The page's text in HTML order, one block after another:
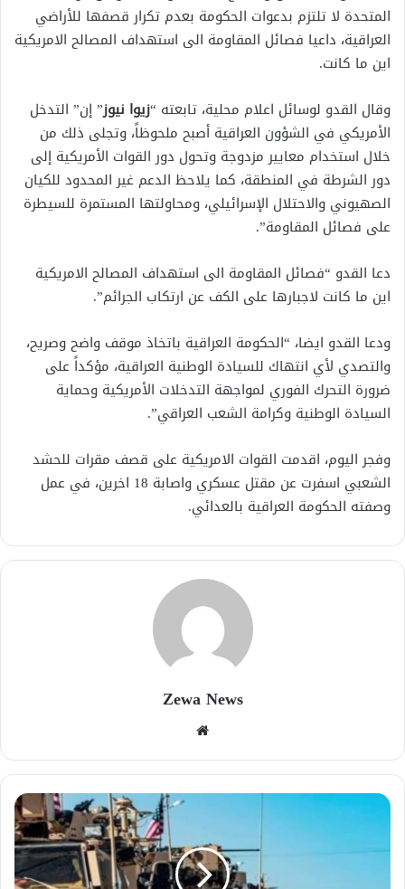
المتحدة لا تلتزم بدعوات الحكومة بعدم تكرار قصفها للأراضي
العراقية، داعيا فصائل المقاومة الى استهداف المصالح الامريكية
اين ما كانت.
وقال القدو لوسائل اعلام محلية، تابعته “زيوا نيوز” إن” التدخل
الأمريكي في الشؤون العراقية أصبح ملحوظاً، وتجلى ذلك من
خلال استخدام معايير مزدوجة وتحول دور القوات الأمريكية إلى
دور الشرطة في المنطقة، كما يلاحظ الدعم غير المحدود للكيان
الصهيوني والاحتلال الإسرائيلي، ومحاولتها المستمرة للسيطرة
على فصائل المقاومة”.
دعا القدو “فصائل المقاومة الى استهداف المصالح الامريكية
اين ما كانت لاجبارها على الكف عن ارتكاب الجرائم”.
ودعا القدو ايضا، “الحكومة العراقية باتخاذ موقف واضح وصريح،
والتصدي لأي انتهاك للسيادة الوطنية العراقية، مؤكداً على
ضرورة التحرك الفوري لمواجهة التدخلات الأمريكية وحماية
السيادة الوطنية وكرامة الشعب العراقي”.
وفجر اليوم، اقدمت القوات الامريكية على قصف مقرات للحشد
الشعبي اسفرت عن مقتل عسكري واصابة 18 اخرين، في عمل
وصفته الحكومة العراقية بالعدائي.
Zewa News